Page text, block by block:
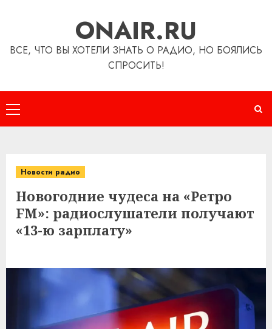
ONAIR.RU
ВСЕ, ЧТО ВЫ ХОТЕЛИ ЗНАТЬ О РАДИО, НО БОЯЛИСЬ
СПРОСИТЬ!
Основное
меню
Новости радио
Новогодние чудеса на «Ретро
FM»: радиослушатели получают
«13-ю зарплату»